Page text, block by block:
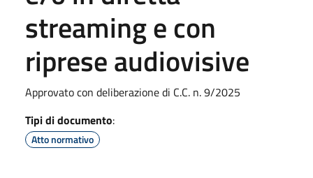
streaming e con
riprese audiovisive
Approvato con deliberazione di C.C. n. 9/2025
Tipi di documento:
Atto normativo